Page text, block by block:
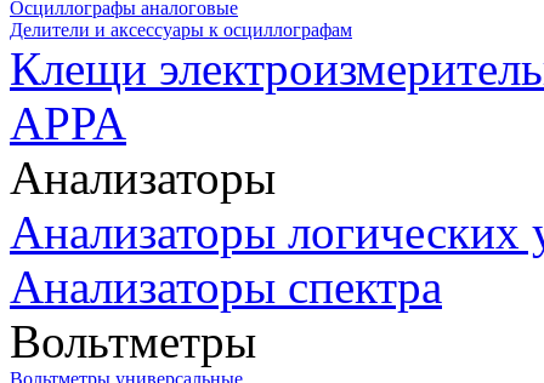
Осциллографы аналоговые
Делители и аксессуары к осциллографам
Клещи
APPA
Анализаторы
Анализаторы логических
Анализаторы спектра
Вольтметры